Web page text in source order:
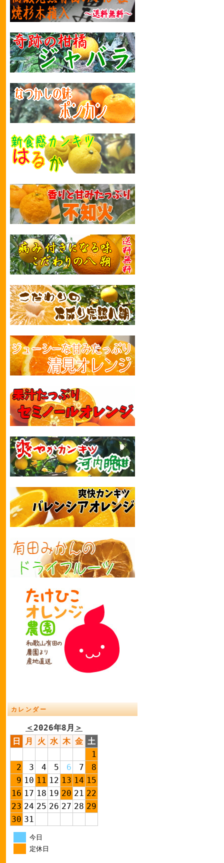
カレンダー
＜ 2026年8月 ＞
日
月 火 水 木 金 土
1
2
3 4 5 6 7
8
9 10 11 12 13 14 15
16 17 18 19 20 21 22
23 24 25 26 27 28 29
30 31
今日
定休日